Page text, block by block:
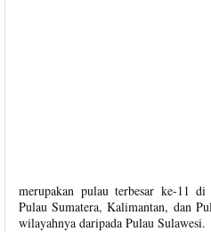
merupakan pulau terbesar ke-11
Pulau Sumatera, Kalimantan, dan
wilayahnya daripada Pulau Sulawesi.